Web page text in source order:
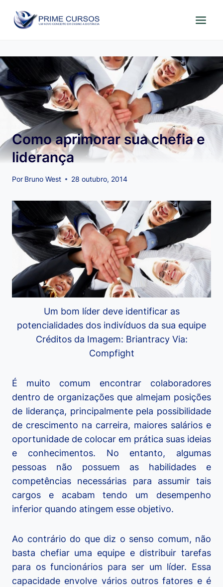
para
Como aprimorar sua chefia e
liderança
Por Bruno West 28 outubro, 2014
Um bom líder deve identificar as
potencialidades dos indivíduos da sua equipe
Créditos da Imagem: Briantracy Via:
Compfight
É muito comum encontrar colaboradores
dentro de organizações que almejam posições
de liderança, principalmente pela possibilidade
de crescimento na carreira, maiores salários e
oportunidade de colocar em prática suas ideias
e conhecimentos. No entanto, algumas
pessoas não possuem as habilidades e
competências necessárias para assumir tais
cargos e acabam tendo um desempenho
inferior quando atingem esse objetivo.
Ao contrário do que diz o senso comum, não
basta chefiar uma equipe e distribuir tarefas
para os funcionários para ser um líder. Essa
capacidade envolve vários outros fatores e é